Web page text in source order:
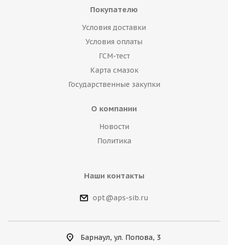
Покупателю
Условия доставки
Условия оплаты
ГСМ-тест
Карта смазок
Государственные закупки
О компании
Новости
Политика
Наши контакты
opt@aps-sib.ru
Барнаул, ул. Попова, 3